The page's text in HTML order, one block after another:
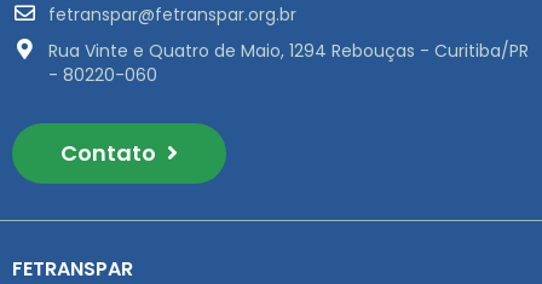
fetranspar@fetranspar.org.br
Rua Vinte e Quatro de Maio, 1294 Rebouças - Curitiba/PR
- 80220-060
Contato
FETRANSPAR